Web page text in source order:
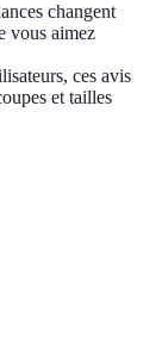
changent
vous aimez
ces avis
et tailles